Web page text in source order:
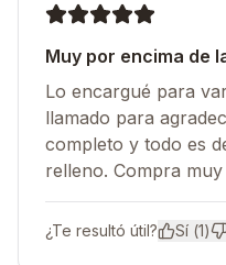
Muy por encima de
Lo encargué para
llamado para
completo y todo es
relleno. Compra
¿Te resultó útil? Sí (1)